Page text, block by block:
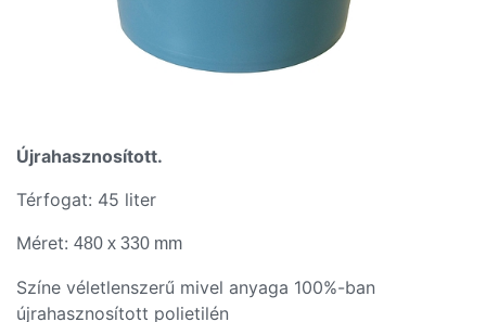
Újrahasznosított.
Térfogat: 45 liter
Méret: 480 x 330 mm
Színe véletlenszerű mivel anyaga 100%-ban
újrahasznosított polietilén